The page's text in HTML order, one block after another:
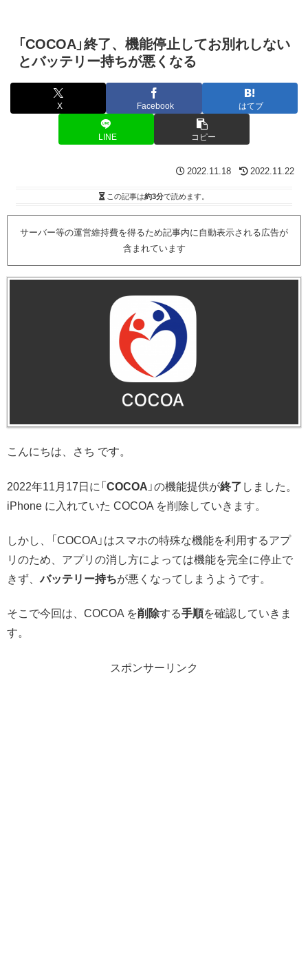
「COCOA」終了、機能停止してお別れしない
とバッテリー持ちが悪くなる
X Facebook はてブ
LINE コピー
2022.11.18 2022.11.22
この記事は約3分で読めます。
サーバー等の運営維持費を得るため記事内に自動表示される広告が
含まれています
こんにちは、さち です。
2022年11月17日に「 COCOA 」の機能提供が終了 しました。
iPhone に入れていた COCOA を削除していきます。
しかし、「COCOA」はスマホの特殊な機能を利用するアプ
リのため、アプリの消し方によっては機能を完全に停止で
きず、バッテリー持ちが悪くなってしまうようです。
そこで今回は、COCOA を削除する手順を確認していきま
す。
スポンサーリンク